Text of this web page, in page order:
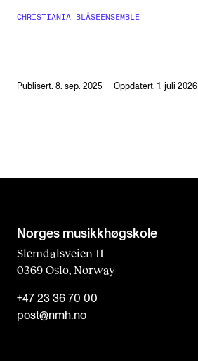
CHRISTIANIA BLÅSEENSEMBLE
Publisert: 8. sep. 2025 — Oppdatert: 1. juli 2026
Norges musikk­høgskole
Slemdalsveien 11
0369 Oslo, Norway
+47 23 36 70 00
post@nmh.no